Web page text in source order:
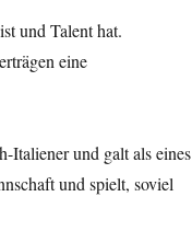
und Talent hat.
eine
Italiener und galt als eines
und spielt, soviel